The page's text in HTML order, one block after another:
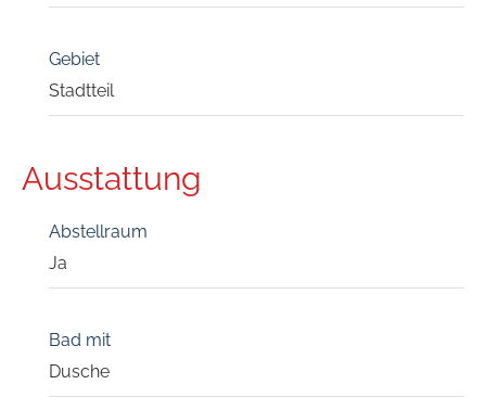
Gebiet
Stadtteil
Ausstattung
Abstellraum
Ja
Bad mit
Dusche